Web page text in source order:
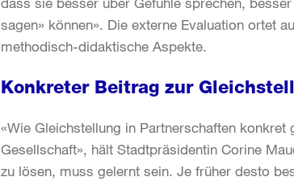
sagen» können». Die externe Evaluation ortet
methodisch-didaktische Aspekte.
Konkreter Beitrag zur
«Wie Gleichstellung in Partnerschaften
Gesellschaft», hält Stadtpräsidentin Corine
zu lösen, muss gelernt sein. Je früher desto